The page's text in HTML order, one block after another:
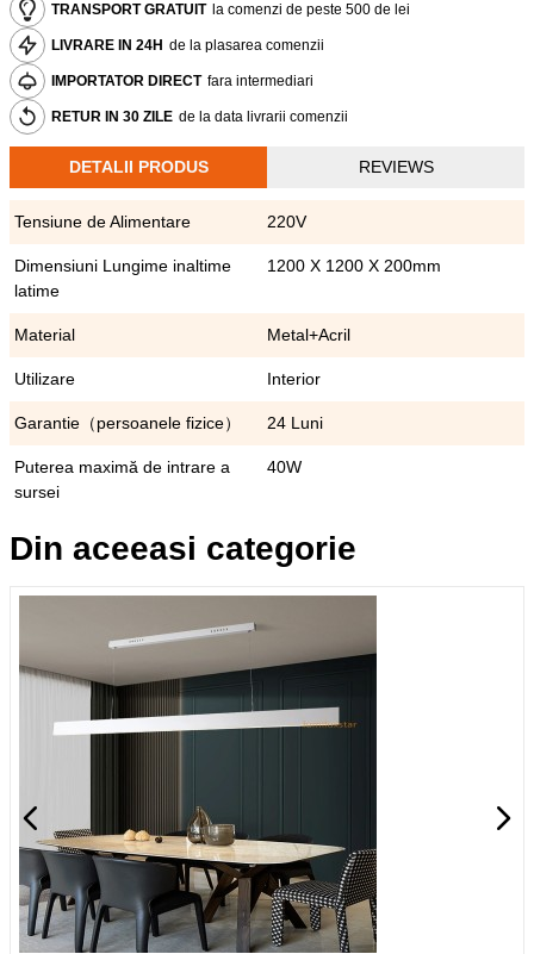
TRANSPORT GRATUIT la comenzi de peste 500 de lei
LIVRARE IN 24H de la plasarea comenzii
IMPORTATOR DIRECT fara intermediari
RETUR IN 30 ZILE de la data livrarii comenzii
DETALII PRODUS REVIEWS
Tensiune de Alimentare 220V
Dimensiuni Lungime inaltime
latime
1200 X 1200 X 200mm
Material Metal+Acril
Utilizare Interior
Garantie（persoanele fizice） 24 Luni
Puterea maximă de intrare a
sursei
40W
Din aceeasi categorie